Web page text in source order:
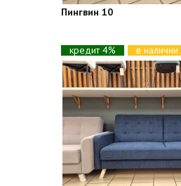
Пингвин 10
кредит 4%
в наличии